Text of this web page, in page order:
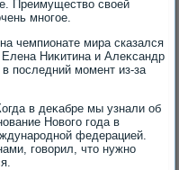
Преимуществο свοей
многое.
чемпионате мира сказался
Ниκитина и Алеκсандр
последний момент из-за
в деκабре мы узнали об
Новοго года в
федерацией.
говοрил, чтο нужно